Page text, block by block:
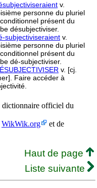
v.
personne du pluriel
présent du
désubjectiviser.
subjectiviseraient v.
personne du pluriel
présent du
dé-subjectiviser.
v. [cj.
Faire accéder à
dictionnaire officiel du
WikWik.org
et de
Haut de page
Liste suivante